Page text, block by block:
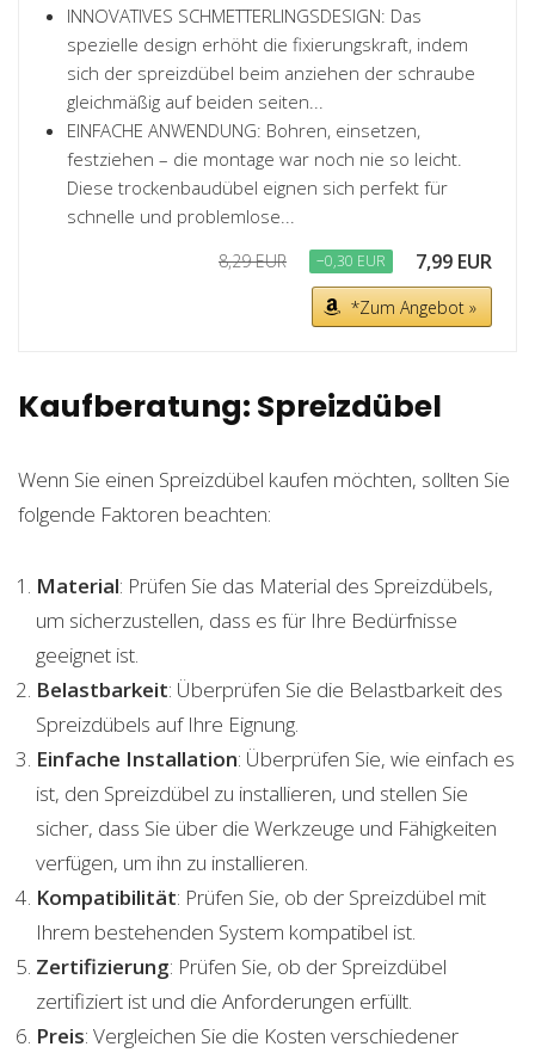
INNOVATIVES SCHMETTERLINGSDESIGN: Das
spezielle design erhöht die fixierungskraft, indem
sich der spreizdübel beim anziehen der schraube
gleichmäßig auf beiden seiten...
EINFACHE ANWENDUNG: Bohren, einsetzen,
festziehen – die montage war noch nie so leicht.
Diese trockenbaudübel eignen sich perfekt für
schnelle und problemlose...
8,29 EUR −0,30 EUR 7,99 EUR
*Zum Angebot »
Kaufberatung: Spreizdübel
Wenn Sie einen Spreizdübel kaufen möchten, sollten Sie
folgende Faktoren beachten:
Material: Prüfen Sie das Material des Spreizdübels,
um sicherzustellen, dass es für Ihre Bedürfnisse
geeignet ist.
Belastbarkeit: Überprüfen Sie die Belastbarkeit des
Spreizdübels auf Ihre Eignung.
Einfache Installation: Überprüfen Sie, wie einfach es
ist, den Spreizdübel zu installieren, und stellen Sie
sicher, dass Sie über die Werkzeuge und Fähigkeiten
verfügen, um ihn zu installieren.
Kompatibilität: Prüfen Sie, ob der Spreizdübel mit
Ihrem bestehenden System kompatibel ist.
Zertifizierung: Prüfen Sie, ob der Spreizdübel
zertifiziert ist und die Anforderungen erfüllt.
Preis: Vergleichen Sie die Kosten verschiedener